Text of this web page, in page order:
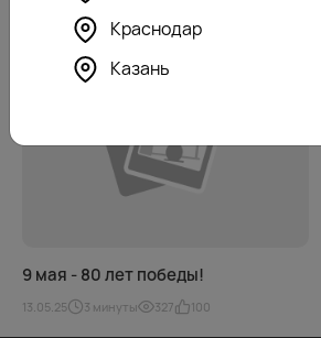
Вам может быть интересно
9 мая - 80 лет победы!
13.05.25 3 минуты 327 100
Краснодар
Казань